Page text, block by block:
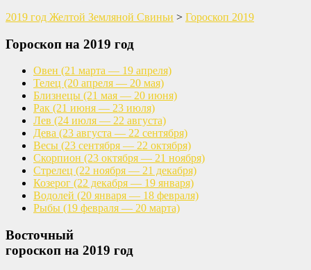
2019 год Желтой Земляной Свиньи > Гороскоп 2019
Гороскоп на 2019 год
Овен (21 марта — 19 апреля)
Телец (20 апреля — 20 мая)
Близнецы (21 мая — 20 июня)
Рак (21 июня — 23 июля)
Лев (24 июля — 22 августа)
Дева (23 августа — 22 сентября)
Весы (23 сентября — 22 октября)
Скорпион (23 октября — 21 ноября)
Стрелец (22 ноября — 21 декабря)
Козерог (22 декабря — 19 января)
Водолей (20 января — 18 февраля)
Рыбы (19 февраля — 20 марта)
Восточный
гороскоп на 2019 год